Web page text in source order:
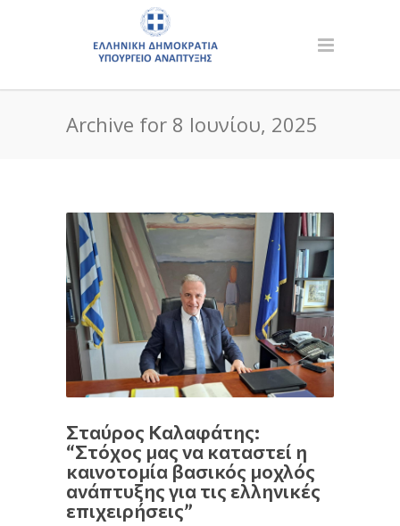
Archive for 8 Ιουνίου, 2025
Σταύρος Καλαφάτης:
“Στόχος μας να καταστεί η
καινοτομία βασικός μοχλός
ανάπτυξης για τις ελληνικές
επιχειρήσεις”